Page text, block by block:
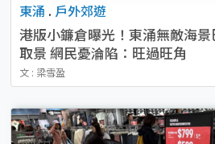
東涌 . 戶外郊遊
港版小鐮倉曝光！東涌無敵海
取景 網民憂淪陷：旺過旺角
文 : 梁雪盈